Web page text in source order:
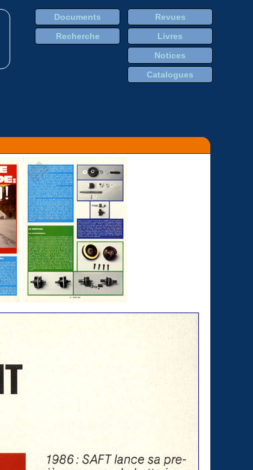
Documents
Recherche
Revues
Livres
Notices
Catalogues